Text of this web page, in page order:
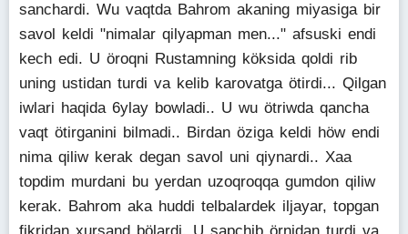
sanchardi. Wu vaqtda Bahrom akaning miyasiga bir
savol keldi "nimalar qilyapman men..." afsuski endi
kech edi. U öroqni Rustamning köksida qoldi rib
uning ustidan turdi va kelib karovatga ötirdi... Qilgan
iwlari haqida 6ylay bowladi.. U wu ötriwda qancha
vaqt ötirganini bilmadi.. Birdan öziga keldi höw endi
nima qiliw kerak degan savol uni qiynardi.. Xaa
topdim murdani bu yerdan uzoqroqqa gumdon qiliw
kerak. Bahrom aka huddi telbalardek iljayar, topgan